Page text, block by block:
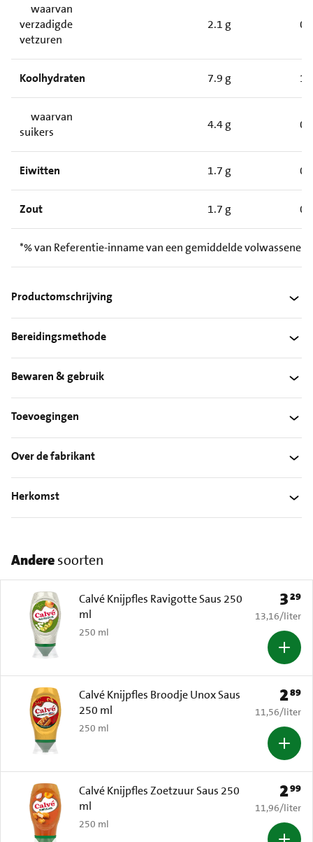
waarvan
verzadigde
vetzuren
2.1 g
Koolhydraten 7.9 g
waarvan
suikers
4.4 g
Eiwitten 1.7 g
Zout 1.7 g
*% van Referentie-inname van een gemiddelde volwassene
Productomschrijving
Bereidingsmethode
Bewaren & gebruik
Toevoegingen
Over de fabrikant
Herkomst
Anderesoorten
Calvé Knijpfles Ravigotte Saus 250
ml
250 ml
Prijs:
329
€ 13,16 per
13,16/liter
Calvé Knijpfles Broodje Unox Saus
250 ml
250 ml
Prijs:
289
€ 11,56 per
11,56/liter
Calvé Knijpfles Zoetzuur Saus 250
ml
250 ml
Prijs:
299
€ 11,96 per
11,96/liter